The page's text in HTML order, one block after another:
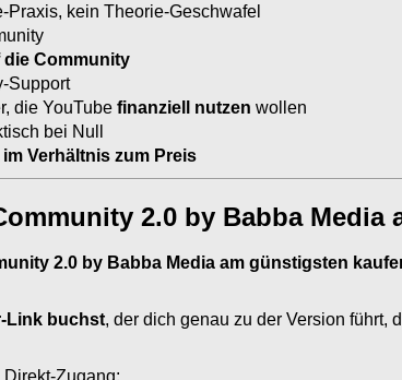
kein Theorie-Geschwafel
Community
Support
die YouTube finanziell nutzen wollen
bei Null
Verhältnis zum Preis
2.0 by Babba
2.0 by Babba Media am günstigsten
Link buchst, der dich genau zu der Version führt,